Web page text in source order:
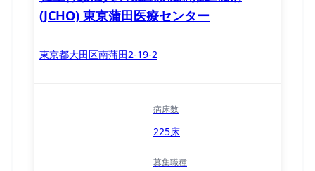
(JCHO) 東京蒲田医療センター
東京都大田区南蒲田2-19-2
病床数
225床
募集職種